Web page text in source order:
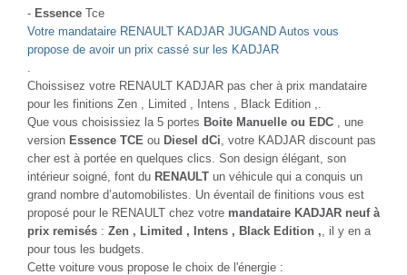
- Essence Tce
Votre mandataire RENAULT KADJAR JUGAND Autos vous
propose de avoir un prix cassé sur les KADJAR
Choissisez votre RENAULT KADJAR pas cher à prix mandataire
pour les finitions Zen , Limited , Intens , Black Edition ,.
Que vous choisissiez la 5 portes Boite Manuelle ou EDC , une
version Essence TCE ou Diesel dCi , votre KADJAR discount pas
cher est à portée en quelques clics. Son design élégant, son
intérieur soigné, font du RENAULT un véhicule qui a conquis un
grand nombre d’automobilistes. Un éventail de finitions vous est
proposé pour le RENAULT chez votre mandataire KADJAR neuf à
prix remisés : Zen , Limited , Intens , Black Edition , , il y en a
pour tous les budgets.
Cette voiture vous propose le choix de l'énergie :